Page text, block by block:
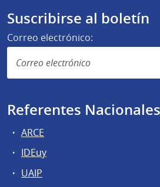
Suscribirse al boletín
Correo electrónico:
Referentes Nacionales
ARCE
IDEuy
UAIP